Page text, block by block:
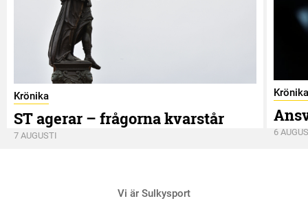
Krönika
ST agerar – frågorna kvarstår
7 AUGUSTI
Krönika
6
Vi är Sulkysport